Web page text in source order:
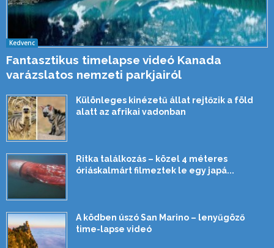
Kedvenc
Fantasztikus timelapse videó Kanada
varázslatos nemzeti parkjairól
Különleges kinézetű állat rejtőzik a föld
alatt az afrikai vadonban
Ritka találkozás – közel 4 méteres
óriáskalmárt filmeztek le egy japá...
A ködben úszó San Marino – lenyűgöző
time-lapse videó